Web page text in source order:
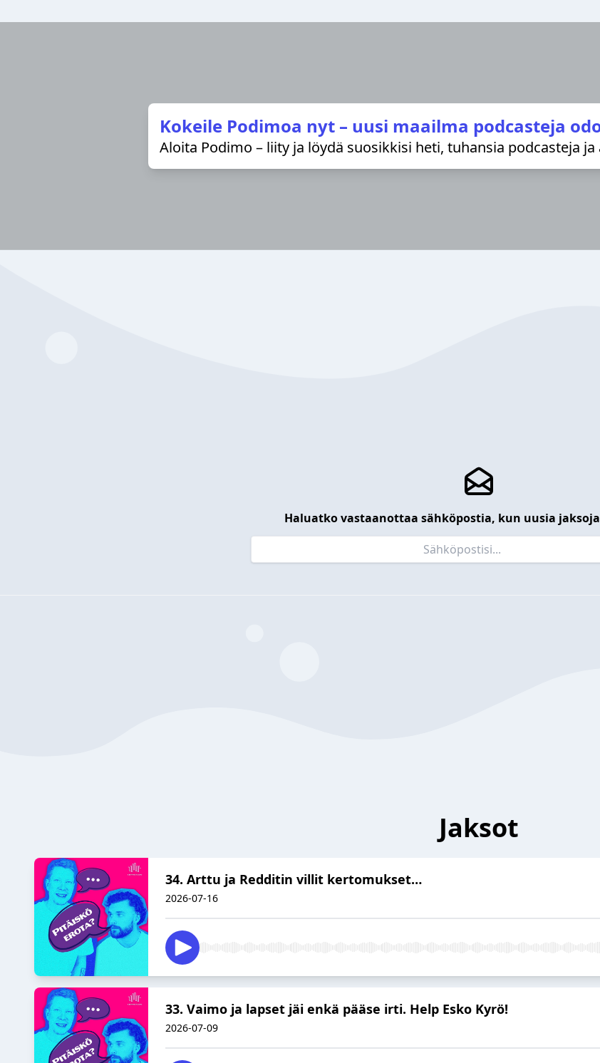
Kokeile Podimoa nyt – uusi maailma podcasteja
Aloita Podimo – liity ja löydä suosikkisi heti, tuhansia podcasteja
Haluatko vastaanottaa sähköpostia, kun uusia
Jaksot
34. Arttu ja Redditin villit kertomukset…
2026-07-16
33. Vaimo ja lapset jäi enkä pääse irti. Help Esko Kyrö!
2026-07-09